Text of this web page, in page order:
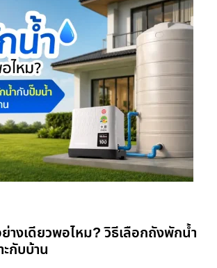
างเดียวพอไหม? วิธีเลือกถังพักน้ำ
กับบ้าน